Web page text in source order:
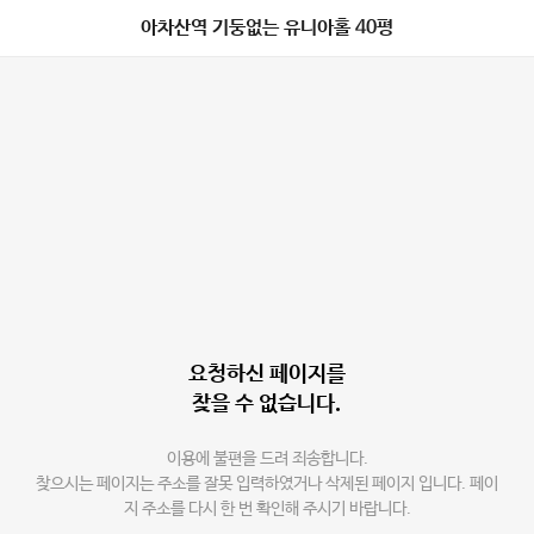
아차산역 기둥없는 유니아홀 40평
요청하신 페이지를
찾을 수 없습니다.
이용에 불편을 드려 죄송합니다.
찾으시는 페이지는 주소를 잘못 입력하였거나 삭제된 페이지 입니다. 페이
지 주소를 다시 한 번 확인해 주시기 바랍니다.